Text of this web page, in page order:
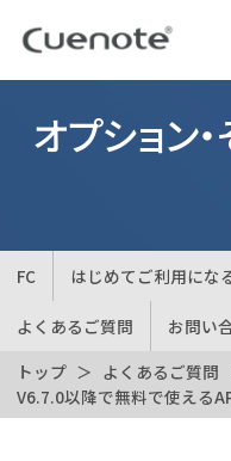
オプション
FC はじめてご利用にな
よくあるご質問
お問い
トップ
よくあるご質問
V6.7.0以降で無料で使える